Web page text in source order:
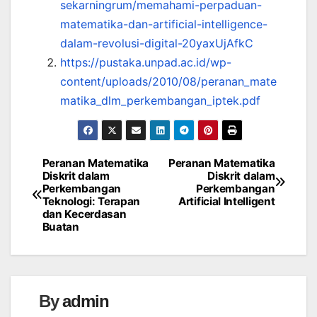
sekarningrum/memahami-perpaduan-
matematika-dan-artificial-intelligence-
dalam-revolusi-digital-20yaxUjAfkC
https://pustaka.unpad.ac.id/wp-
content/uploads/2010/08/peranan_mate
matika_dlm_perkembangan_iptek.pdf
Navigasi
pos
Peranan Matematika
Diskrit dalam
Perkembangan
Artificial Intelligent
Peranan Matematika
Diskrit dalam
Perkembangan
Teknologi: Terapan
dan Kecerdasan
Buatan
Byadmin